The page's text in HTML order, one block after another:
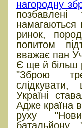
нагородну
намагаються
ринок,
попитом
вважає пан
Є ще й більш
"Зброю
Україні
Адже країна
руху
батальйону